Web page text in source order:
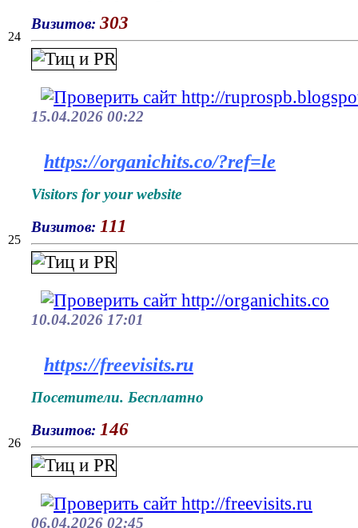
24
Визитов: 303
15.04.2026 00:22
25
https://organichits.co/?ref=le
Visitors for your website
Визитов: 111
10.04.2026 17:01
26
https://freevisits.ru
Посетители. Бесплатно
Визитов: 146
06.04.2026 02:45